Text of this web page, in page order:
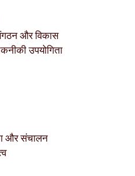
और विकास
उपयोगिता
और संचालन